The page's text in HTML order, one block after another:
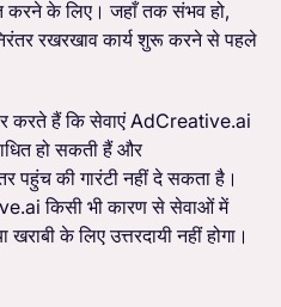
करने के लिए। जहाँ तक संभव हो,
रखरखाव कार्य शुरू करने से पहले
करते हैं कि सेवाएं AdCreative.ai
हो सकती हैं और
की गारंटी नहीं दे सकता है।
किसी भी कारण से सेवाओं में
के लिए उत्तरदायी नहीं होगा।